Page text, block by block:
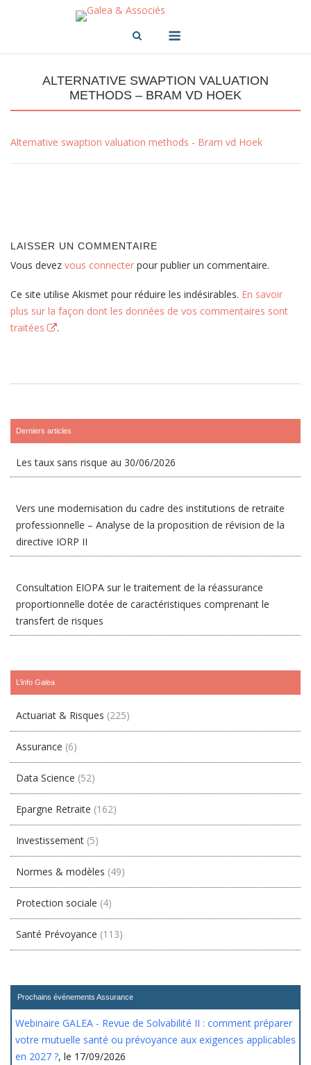
ALTERNATIVE SWAPTION VALUATION
METHODS – BRAM VD HOEK
Alternative swaption valuation methods - Bram vd Hoek
navigation
LAISSER UN COMMENTAIRE
Vous devez vous connecter pour publier un commentaire.
Ce site utilise Akismet pour réduire les indésirables. En savoir
plus sur la façon dont les données de vos commentaires sont
traitées
.
Derniers articles
Les taux sans risque au 30/06/2026
Vers une modernisation du cadre des institutions de retraite
professionnelle – Analyse de la proposition de révision de la
directive IORP II
Consultation EIOPA sur le traitement de la réassurance
proportionnelle dotée de caractéristiques comprenant le
transfert de risques
L’info Galea
Actuariat & Risques (225)
Assurance (6)
Data Science (52)
Epargne Retraite (162)
Investissement (5)
Normes & modèles (49)
Protection sociale (4)
Santé Prévoyance (113)
Prochains événements Assurance
Webinaire GALEA - Revue de Solvabilité II : comment préparer
votre mutuelle santé ou prévoyance aux exigences applicables
en 2027 ?, le 17/09/2026